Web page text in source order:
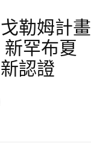
勒姆計畫
新罕布夏
認證